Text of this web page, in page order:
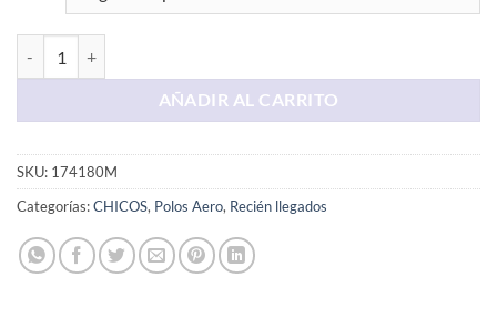
AÑADIR AL CARRITO
SKU: 174180M
Categorías:CHICOS, Polos Aero, Recién llegados